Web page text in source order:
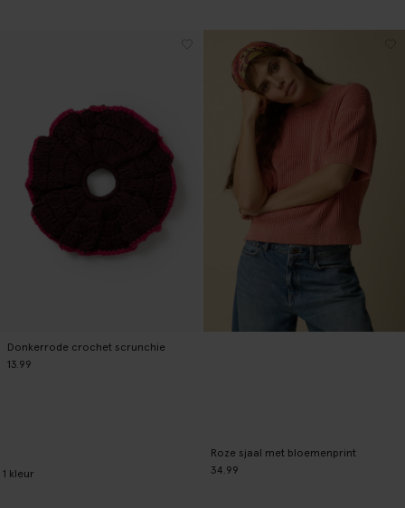
Donkerrode crochet scrunchie
13.99
1 kleur
Roze sjaal met bloemenprint
34.99